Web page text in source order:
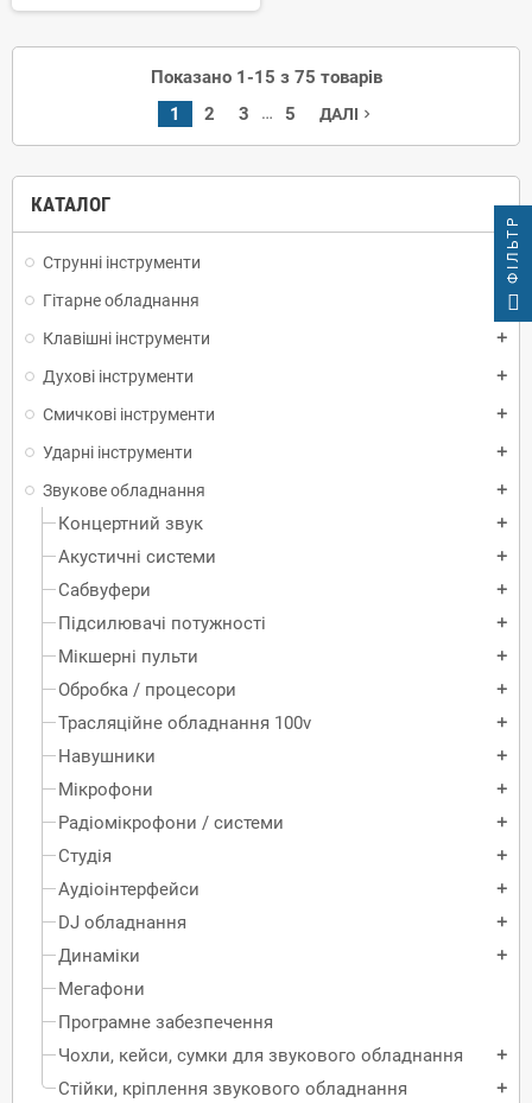
КАТАЛОГ
Струнні інструменти add
Гітарне обладнання add
Клавішні інструменти add
Духові інструменти add
Смичкові інструменти add
Ударні інструменти add
Звукове обладнання add
Концертний звук add
Акустичні системи add
Сабвуфери add
Підсилювачі потужності add
Мікшерні пульти add
Обробка / процесори add
Трасляційне обладнання 100v add
Навушники add
Мікрофони add
Радіомікрофони / системи add
Студія add
Аудіоінтерфейси add
DJ обладнання add
Динаміки add
Мегафони
Програмне забезпечення
Чохли, кейси, сумки для звукового обладнання
add
Стійки, кріплення звукового обладнання add
Показано 1-15 з 75 товарів
1
2 3 … 5 ДАЛІ navigate_next
ФІЛЬТР